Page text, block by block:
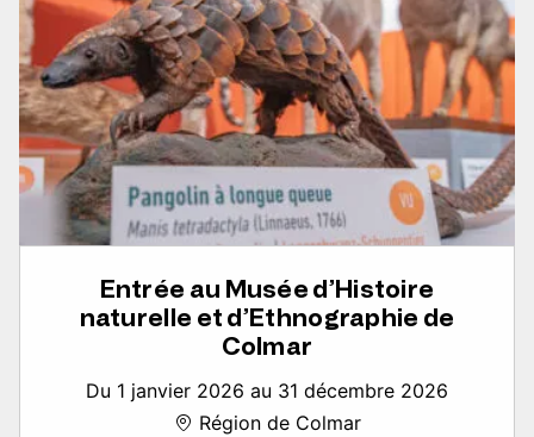
Entrée au Musée d’Histoire
naturelle et d’Ethnographie de
Colmar
Du 1 janvier 2026 au 31 décembre 2026
Région de Colmar